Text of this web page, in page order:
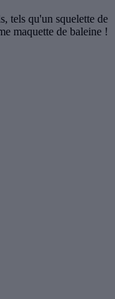
tels qu'un squelette de
maquette de baleine !